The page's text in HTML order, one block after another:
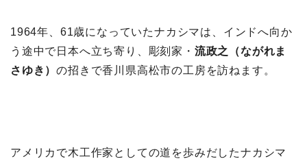
1964年、61歳になっていたナカシマは、インドへ向か
う途中で日本へ立ち寄り、彫刻家・ 流政之（ながれま
さゆき）の招きで香川県高松市の工房を訪ねます。
アメリカで木工作家としての道を歩みだしたナカシマ